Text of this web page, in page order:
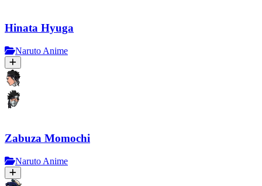
Hinata Hyuga
Naruto Anime
Zabuza Momochi
Naruto Anime